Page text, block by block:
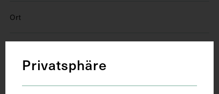
Ort
Privatsphäre